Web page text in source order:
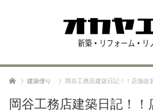
ホーム 建築便り 岡谷工務店建築日記！！店舗改
岡谷工務店建築日記！！